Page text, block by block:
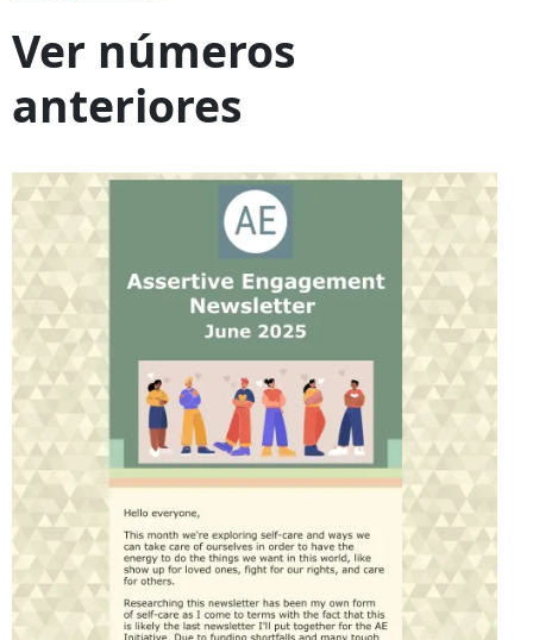
Ver números
anteriores